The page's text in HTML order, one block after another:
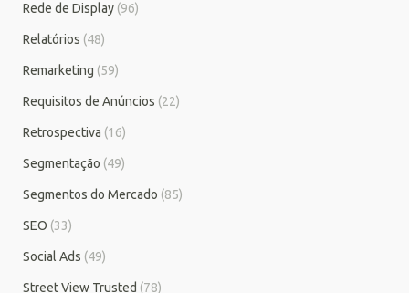
Rede de Display (96)
Relatórios (48)
Remarketing (59)
Requisitos de Anúncios (22)
Retrospectiva (16)
Segmentação (49)
Segmentos do Mercado (85)
SEO (33)
Social Ads (49)
Street View Trusted (78)